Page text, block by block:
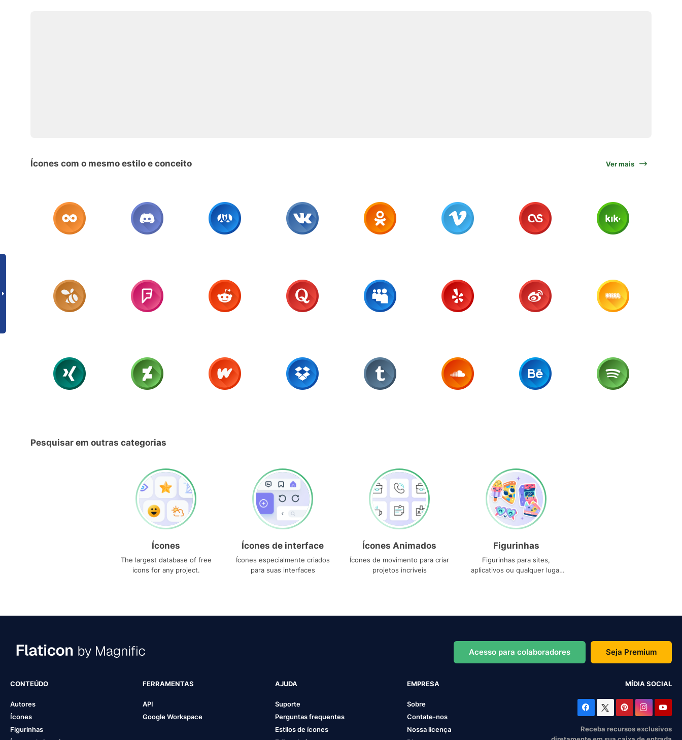
Ícones com o mesmo estilo e conceito Ver mais
Pesquisar em outras categorias
Ícones
The largest database of free
icons for any project.
Ícones de interface
Ícones especialmente criados
para suas interfaces
Ícones Animados
Ícones de movimento para criar
projetos incríveis
Figurinhas
Figurinhas para sites,
aplicativos ou qualquer lugar
Acesso para colaboradores Seja Premium
CONTEÚDO
Autores
Ícones
Figurinhas
FERRAMENTAS
API
Google Workspace
AJUDA
Suporte
Perguntas frequentes
Estilos de ícones
EMPRESA
Sobre
Contate-nos
Nossa licença
MÍDIA SOCIAL
Receba recursos exclusivos